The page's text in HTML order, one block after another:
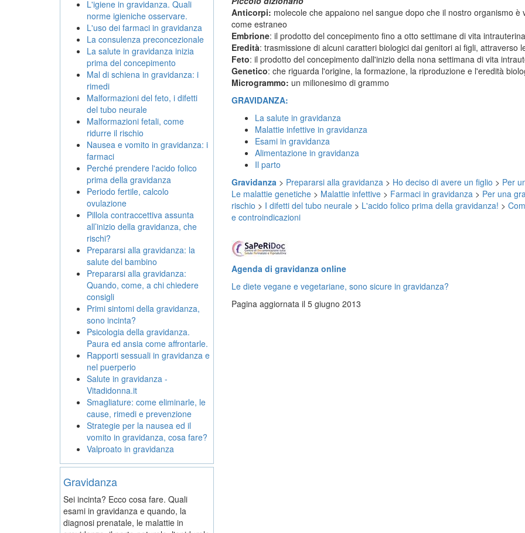
Anticorpi: molecole che appaiono nel sangue dopo che il nostro organismo
come estraneo
Embrione: il prodotto del concepimento fino a otto settimane di vita intrauterina
Eredità: trasmissione di alcuni caratteri biologici dai genitori ai figli, attraverso
Feto: il prodotto del concepimento dall'inizio della nona settimana di vita
Genetico: che riguarda l'origine, la formazione, la riproduzione e l'eredità
Microgrammo: un milionesimo di grammo
GRAVIDANZA:
La salute in gravidanza
Malattie infettive in gravidanza
Esami in gravidanza
Alimentazione in gravidanza
Il parto
Gravidanza> Prepararsi alla gravidanza > Ho deciso di avere un figlio > Per
Le malattie genetiche> Malattie infettive> Farmaci in gravidanza> Per una
rischio > I difetti del tubo neurale> L'acido folico prima della gravidanza! >
e controindicazioni
Agenda di gravidanza online
Le diete vegane e vegetariane, sono sicure in gravidanza?
Pagina aggiornata il 5 giugno 2013
L'igiene in gravidanza. Quali
norme igieniche osservare.
L'uso dei farmaci in gravidanza
La consulenza preconcezionale
La salute in gravidanza inizia
prima del concepimento
Mal di schiena in gravidanza: i
rimedi
Malformazioni del feto, i difetti
del tubo neurale
Malformazioni fetali, come
ridurre il rischio
Nausea e vomito in gravidanza: i
farmaci
Perché prendere l'acido folico
prima della gravidanza
Periodo fertile, calcolo
ovulazione
Pillola contraccettiva assunta
all’inizio della gravidanza, che
rischi?
Prepararsi alla gravidanza: la
salute del bambino
Prepararsi alla gravidanza:
Quando, come, a chi chiedere
consigli
Primi sintomi della gravidanza,
sono incinta?
Psicologia della gravidanza.
Paura ed ansia come affrontarle.
Rapporti sessuali in gravidanza e
nel puerperio
Salute in gravidanza -
Vitadidonna.it
Smagliature: come eliminarle, le
cause, rimedi e prevenzione
Strategie per la nausea ed il
vomito in gravidanza, cosa fare?
Valproato in gravidanza
Gravidanza
Sei incinta? Ecco cosa fare. Quali
esami in gravidanza e quando, la
diagnosi prenatale, le malattie in